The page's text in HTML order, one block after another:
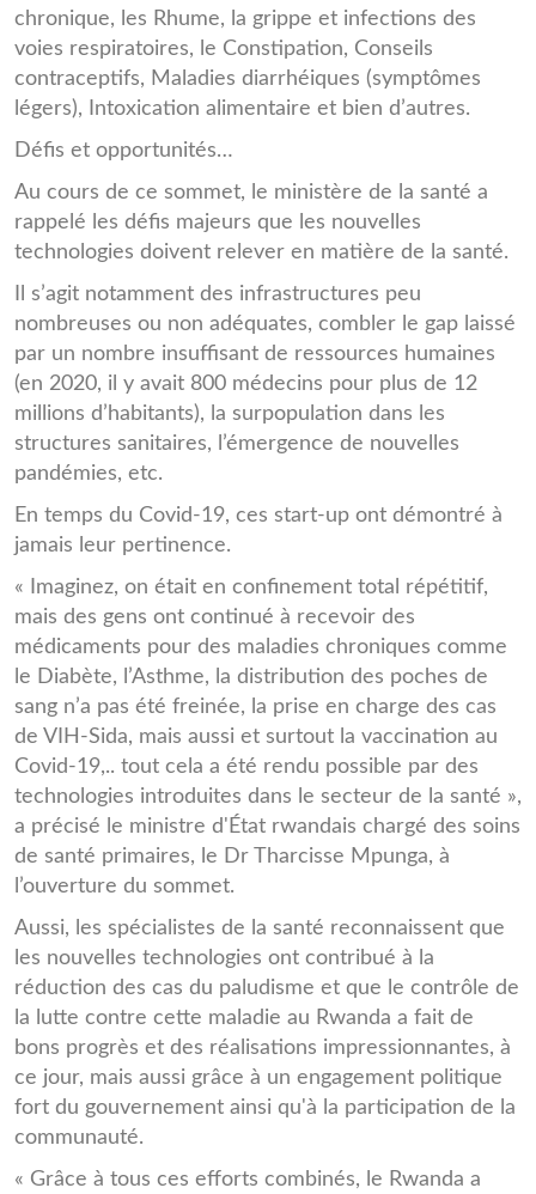
chronique, les Rhume, la grippe et infections des
voies respiratoires, le Constipation, Conseils
contraceptifs, Maladies diarrhéiques (symptômes
légers), Intoxication alimentaire et bien d’autres.
Défis et opportunités…
Au cours de ce sommet, le ministère de la santé a
rappelé les défis majeurs que les nouvelles
technologies doivent relever en matière de la santé.
Il s’agit notamment des infrastructures peu
nombreuses ou non adéquates, combler le gap laissé
par un nombre insuffisant de ressources humaines
(en 2020, il y avait 800 médecins pour plus de 12
millions d’habitants), la surpopulation dans les
structures sanitaires, l’émergence de nouvelles
pandémies, etc.
En temps du Covid-19, ces start-up ont démontré à
jamais leur pertinence.
« Imaginez, on était en confinement total répétitif,
mais des gens ont continué à recevoir des
médicaments pour des maladies chroniques comme
le Diabète, l’Asthme, la distribution des poches de
sang n’a pas été freinée, la prise en charge des cas
de VIH-Sida, mais aussi et surtout la vaccination au
Covid-19,.. tout cela a été rendu possible par des
technologies introduites dans le secteur de la santé »,
a précisé le ministre d'État rwandais chargé des soins
de santé primaires, le Dr Tharcisse Mpunga, à
l’ouverture du sommet.
Aussi, les spécialistes de la santé reconnaissent que
les nouvelles technologies ont contribué à la
réduction des cas du paludisme et que le contrôle de
la lutte contre cette maladie au Rwanda a fait de
bons progrès et des réalisations impressionnantes, à
ce jour, mais aussi grâce à un engagement politique
fort du gouvernement ainsi qu'à la participation de la
communauté.
« Grâce à tous ces efforts combinés, le Rwanda a